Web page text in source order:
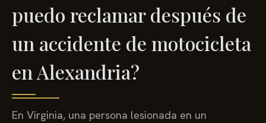
puedo reclamar después de
un accidente de motocicleta
en Alexandria?
En Virginia, una persona lesionada en un